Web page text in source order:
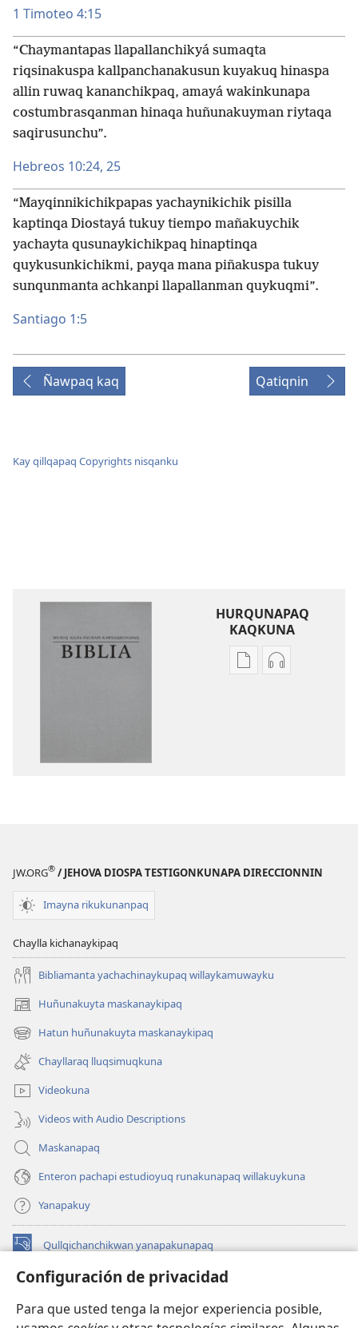
Configuración de privacidad
Para que usted tenga la mejor experiencia posible,
1 Timoteo 4:15
“Chaymantapas llapallanchikyá sumaqta
riqsinakuspa kallpanchanakusun kuyakuq hinaspa
allin ruwaq kananchikpaq, amayá wakinkunapa
costumbrasqanman hinaqa huñunakuyman riytaqa
saqirusunchu”.
Hebreos 10:24, 25
“Mayqinnikichikpapas yachaynikichik pisilla
kaptinqa Diostayá tukuy tiempo mañakuychik
yachayta qusunaykichikpaq hinaptinqa
quykusunkichikmi, payqa mana piñakuspa tukuy
sunqunmanta achkanpi llapallanman quykuqmi”.
Santiago 1:5
Ñawpaq kaq Qatiqnin
Kay qillqapaq Copyrights nisqanku
HURQUNAPAQ
KAQKUNA
Qillqakunata
Uyarinapaq
JW.ORG® / JEHOVA DIOSPA TESTIGONKUNAPA DIRECCIONNIN
Imayna rikukunanpaq
Chaylla kichanaykipaq
Bibliamanta yachachinaykupaq willaykamuwayku
Huñunakuyta maskanaykipaq
(abre
una
nueva
ventana)
Hatun huñunakuyta maskanaykipaq
(abre
una
nueva
ventana)
Chayllaraq lluqsimuqkuna
Videokuna
Videos with Audio Descriptions
Maskanapaq
Enteron pachapi estudioyuq runakunapaq willakuykuna
Yanapakuy
Qullqichanchikwan yanapakunapaq
(abre
nueva INTERNETPI QILLQAKUNA Watchtower™
una